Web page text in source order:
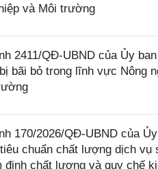
và Môi trường
2411/QĐ-UBND của Ủy
bãi bỏ trong lĩnh vực Nông
170/2026/QĐ-UBND của
chuẩn chất lượng dịch vụ
định chất lượng và quy chế